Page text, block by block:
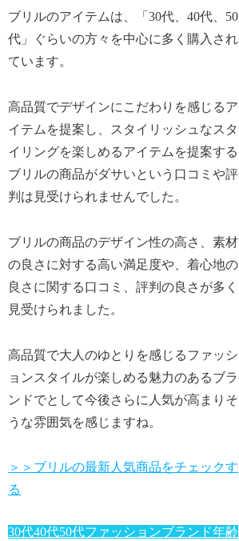
ブリルのアイテムは、「30代、40代、50
代」ぐらいの方々を中心に多く購入され
ています。
高品質でデザインにこだわりを感じるア
イテムを提案し、スタイリッシュなスタ
イリングを楽しめるアイテムを提案する
ブリルの商品がダサいという口コミや評
判は見受けられませんでした。
ブリルの商品のデザイン性の高さ、素材
の良さに対する高い満足度や、着心地の
良さに関する口コミ、評判の良さが多く
見受けられました。
高品質で大人のゆとりを感じるファッシ
ョンスタイルが楽しめる魅力のあるブラ
ンドでとして今後さらに人気が高まりそ
うな雰囲気を感じますね。
＞＞ブリルの最新人気商品をチェックす
る
30代40代50代ファッションブランド年齢